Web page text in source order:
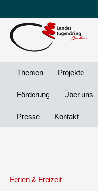
Inhalt
Themen Projekte
Förderung Über uns
Presse Kontakt
Ferien & Freizeit